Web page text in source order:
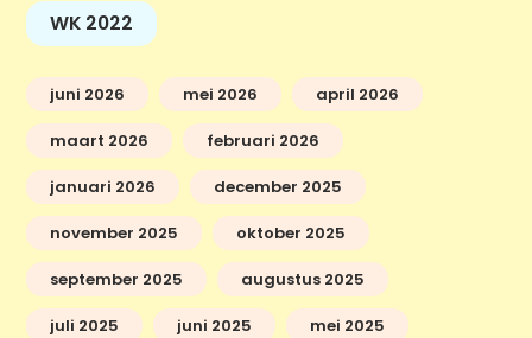
WK 2022
juni 2026 mei 2026 april 2026
maart 2026 februari 2026
januari 2026 december 2025
november 2025 oktober 2025
september 2025 augustus 2025
juli 2025 juni 2025 mei 2025